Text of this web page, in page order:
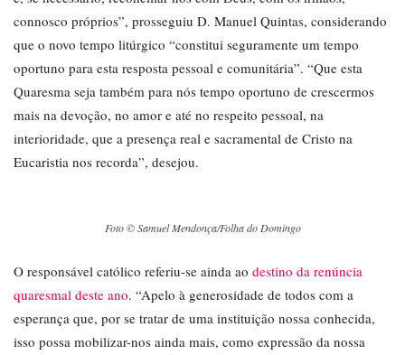
connosco próprios”, prosseguiu D. Manuel Quintas, considerando
que o novo tempo litúrgico “constitui seguramente um tempo
oportuno para esta resposta pessoal e comunitária”. “Que esta
Quaresma seja também para nós tempo oportuno de crescermos
mais na devoção, no amor e até no respeito pessoal, na
interioridade, que a presença real e sacramental de Cristo na
Eucaristia nos recorda”, desejou.
Foto © Samuel Mendonça/Folha do Domingo
O responsável católico referiu-se ainda ao destino da renúncia
quaresmal deste ano. “Apelo à generosidade de todos com a
esperança que, por se tratar de uma instituição nossa conhecida,
isso possa mobilizar-nos ainda mais, como expressão da nossa